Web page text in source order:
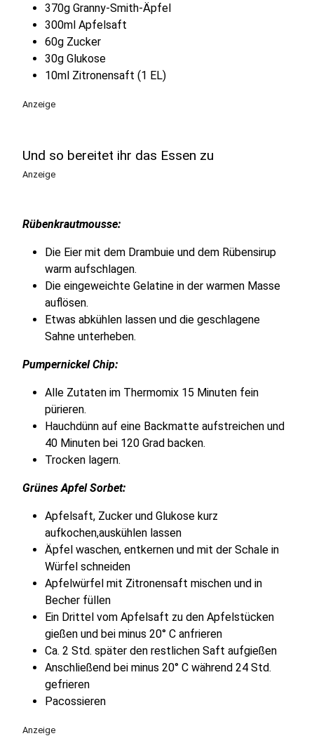
370g Granny-Smith-Äpfel
300ml Apfelsaft
60g Zucker
30g Glukose
10ml Zitronensaft (1 EL)
Anzeige
Und so bereitet ihr das Essen zu
Anzeige
Rübenkrautmousse:
Die Eier mit dem Drambuie und dem Rübensirup
warm aufschlagen.
Die eingeweichte Gelatine in der warmen Masse
auflösen.
Etwas abkühlen lassen und die geschlagene
Sahne unterheben.
Pumpernickel Chip:
Alle Zutaten im Thermomix 15 Minuten fein
pürieren.
Hauchdünn auf eine Backmatte aufstreichen und
40 Minuten bei 120 Grad backen.
Trocken lagern.
Grünes Apfel Sorbet:
Apfelsaft, Zucker und Glukose kurz
aufkochen,auskühlen lassen
Äpfel waschen, entkernen und mit der Schale in
Würfel schneiden
Apfelwürfel mit Zitronensaft mischen und in
Becher füllen
Ein Drittel vom Apfelsaft zu den Apfelstücken
gießen und bei minus 20° C anfrieren
Ca. 2 Std. später den restlichen Saft aufgießen
Anschließend bei minus 20° C während 24 Std.
gefrieren
Pacossieren
Anzeige